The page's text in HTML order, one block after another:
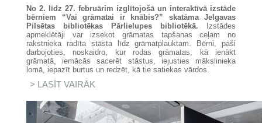
No 2. līdz 27. februārim izglītojošā un interaktīvā izstāde
bērniem “Vai grāmatai ir knābis?”
skatāma Jelgavas
Pilsētas bibliotēkas Pārlielupes bibliotēkā. Izstādes
apmeklētāji var izsekot grāmatas tapšanas ceļam no
rakstnieka radīta stāsta līdz grāmatplauktam. Bērni, paši
darbojoties, noskaidro, kur rodas grāmatas, kā ienākt
grāmatā, iemācās sacerēt stāstus, iejusties mākslinieka
lomā, iepazīt burtus un redzēt, kā tie satiekas vārdos.
LASĪT VAIRĀK
JELGAVU